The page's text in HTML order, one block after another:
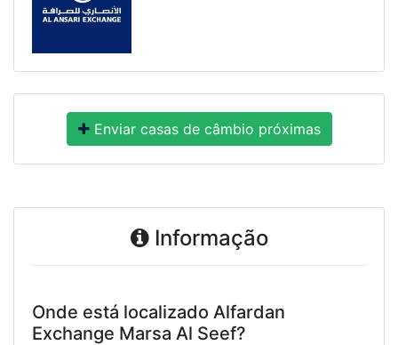
Enviar casas de câmbio próximas
Informação
Onde está localizado Alfardan
Exchange Marsa Al Seef?